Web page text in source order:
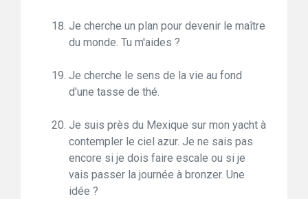
Je cherche un plan pour devenir le maître
du monde. Tu m'aides ?
Je cherche le sens de la vie au fond
d'une tasse de thé.
Je suis près du Mexique sur mon yacht à
contempler le ciel azur. Je ne sais pas
encore si je dois faire escale ou si je
vais passer la journée à bronzer. Une
idée ?